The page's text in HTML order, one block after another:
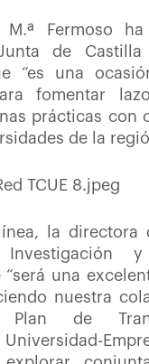
M.ª Fermoso
de
“es una
fomentar
prácticas con
de la
la directora
y
una
nuestra
de